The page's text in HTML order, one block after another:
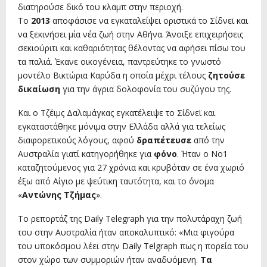
διατηρούσε δικό του κλαμπ στην περιοχή.
Το 2013 αποφάσισε να εγκαταλείψει οριστικά το Σίδνεϊ και
να ξεκινήσει μία νέα ζωή στην Αθήνα. Άνοιξε επιχειρήσεις
σεκιούριτι και καθαριότητας θέλοντας να αφήσει πίσω του
τα παλιά. Έκανε οικογένεια, παντρεύτηκε το γνωστό
μοντέλο Βικτώρια Καρύδα η οποία μέχρι τέλους ζητούσε
δικαίωση για την άγρια δολοφονία του συζύγου της.
Και ο Τζέιμς Δαλαμάγκας εγκατέλειψε το Σίδνεϊ και
εγκαταστάθηκε μόνιμα στην Ελλάδα αλλά για τελείως
διαφορετικούς λόγους, αφού δραπέτευσε από την
Αυστραλία γιατί κατηγορήθηκε για φόνο. Ήταν ο Νο1
καταζητούμενος για 27 χρόνια και κρυβόταν σε ένα χωριό
έξω από Αίγιο με ψεύτικη ταυτότητα, και το όνομα
«Αντώνης Τζήμας».
Το ρεπορτάζ της Daily Telegraph για την πολυτάραχη ζωή
του στην Αυστραλία ήταν αποκαλυπτικό: «Μια φιγούρα
του υποκόσμου λέει στην Daily Telgraph πως η πορεία του
στον χώρο των συμμοριών ήταν αναδυόμενη. Τα